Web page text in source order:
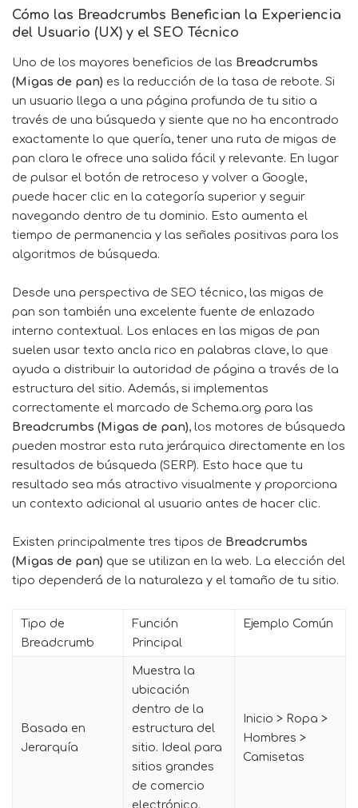
Cómo las Breadcrumbs Benefician la Experiencia
del Usuario (UX) y el SEO Técnico
Uno de los mayores beneficios de las Breadcrumbs
(Migas de pan) es la reducción de la tasa de rebote. Si
un usuario llega a una página profunda de tu sitio a
través de una búsqueda y siente que no ha encontrado
exactamente lo que quería, tener una ruta de migas de
pan clara le ofrece una salida fácil y relevante. En lugar
de pulsar el botón de retroceso y volver a Google,
puede hacer clic en la categoría superior y seguir
navegando dentro de tu dominio. Esto aumenta el
tiempo de permanencia y las señales positivas para los
algoritmos de búsqueda.
Desde una perspectiva de SEO técnico, las migas de
pan son también una excelente fuente de enlazado
interno contextual. Los enlaces en las migas de pan
suelen usar texto ancla rico en palabras clave, lo que
ayuda a distribuir la autoridad de página a través de la
estructura del sitio. Además, si implementas
correctamente el marcado de Schema.org para las
Breadcrumbs (Migas de pan), los motores de búsqueda
pueden mostrar esta ruta jerárquica directamente en los
resultados de búsqueda (SERP). Esto hace que tu
resultado sea más atractivo visualmente y proporciona
un contexto adicional al usuario antes de hacer clic.
Existen principalmente tres tipos de Breadcrumbs
(Migas de pan) que se utilizan en la web. La elección del
tipo dependerá de la naturaleza y el tamaño de tu sitio.
Tipo de
Breadcrumb
Función
Principal
Ejemplo Común
Basada en
Jerarquía
Muestra la
ubicación
dentro de la
estructura del
sitio. Ideal para
sitios grandes
de comercio
electrónico.
Inicio > Ropa >
Hombres >
Camisetas